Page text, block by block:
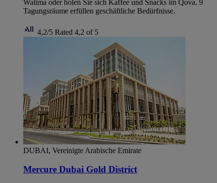
Walima oder holen Sie sich Kaffee und Snacks im Qova. 9
Tagungsräume erfüllen geschäftliche Bedürfnisse.
4,2/5 Rated 4,2 of 5
DUBAI, Vereinigte Arabische Emirate
Mercure Dubai Gold District